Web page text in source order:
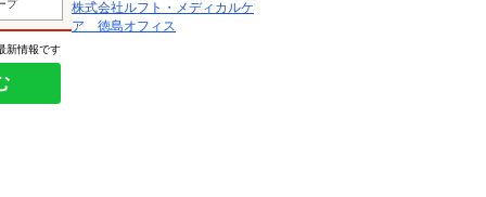
プ
新情報です
株式会社ルフト・メディカルケ
ア 徳島オフィス